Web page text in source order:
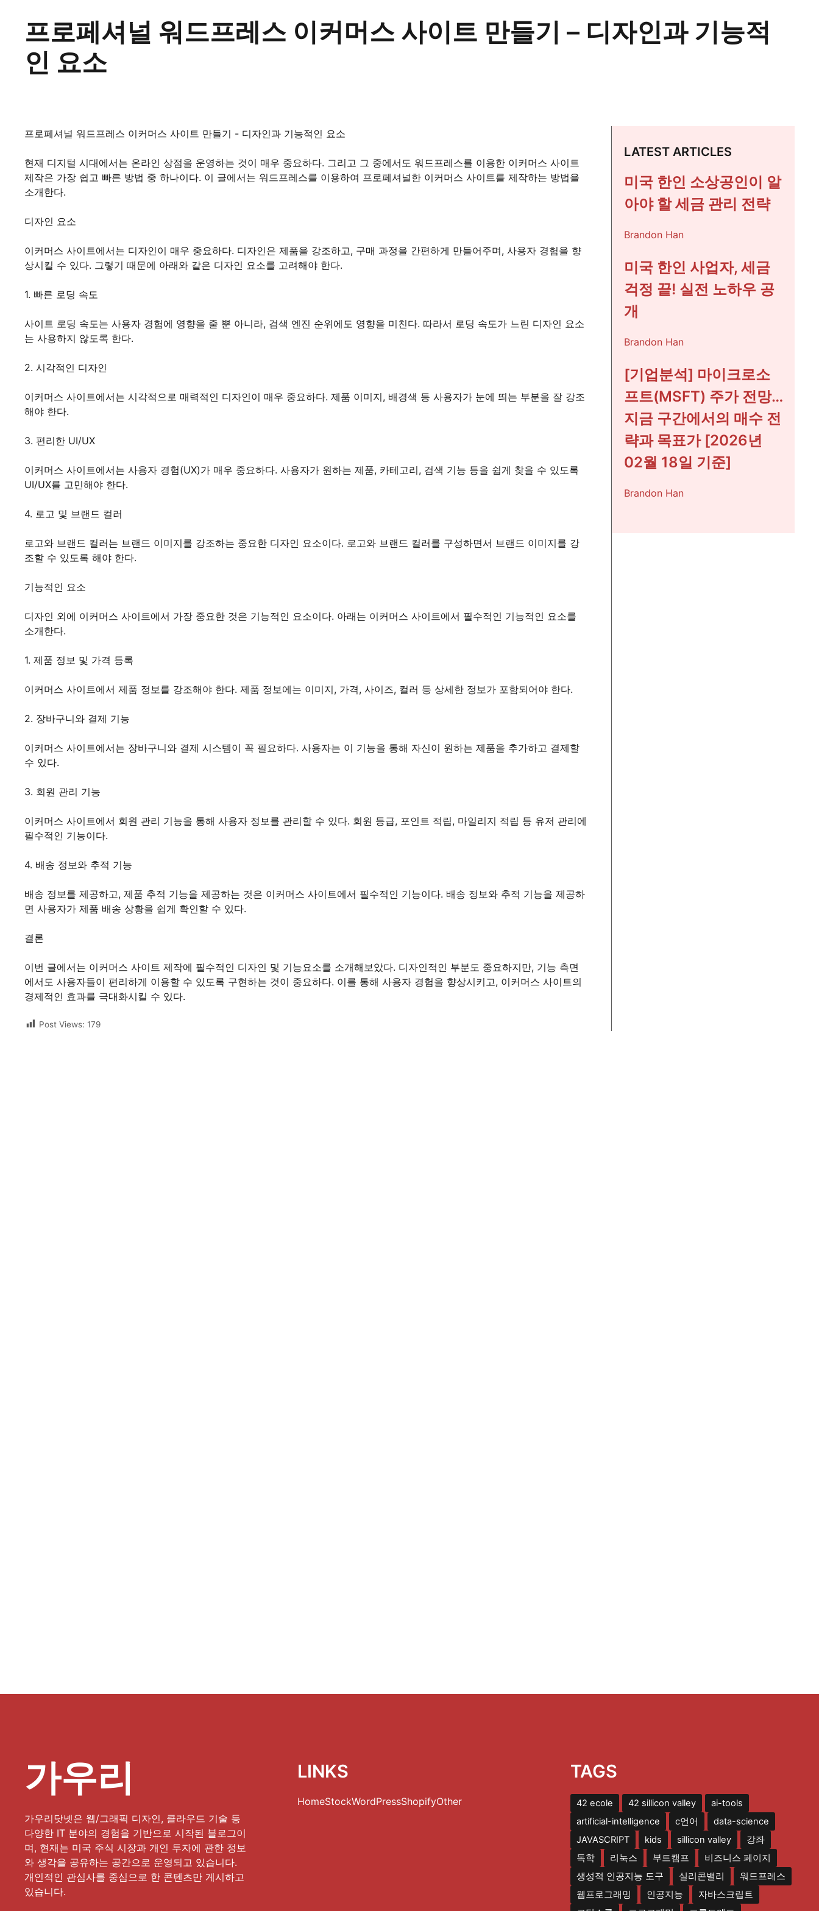
프로페셔널 워드프레스 이커머스 사이트 만들기 – 디자인과 기능적
인 요소
프로페셔널 워드프레스 이커머스 사이트 만들기 - 디자인과 기능적인 요소
현재 디지털 시대에서는 온라인 상점을 운영하는 것이 매우 중요하다. 그리고 그 중에서도 워드프레스를 이용한 이커머스 사이트
제작은 가장 쉽고 빠른 방법 중 하나이다. 이 글에서는 워드프레스를 이용하여 프로페셔널한 이커머스 사이트를 제작하는 방법을
소개한다.
디자인 요소
이커머스 사이트에서는 디자인이 매우 중요하다. 디자인은 제품을 강조하고, 구매 과정을 간편하게 만들어주며, 사용자 경험을 향
상시킬 수 있다. 그렇기 때문에 아래와 같은 디자인 요소를 고려해야 한다.
1. 빠른 로딩 속도
사이트 로딩 속도는 사용자 경험에 영향을 줄 뿐 아니라, 검색 엔진 순위에도 영향을 미친다. 따라서 로딩 속도가 느린 디자인 요소
는 사용하지 않도록 한다.
2. 시각적인 디자인
이커머스 사이트에서는 시각적으로 매력적인 디자인이 매우 중요하다. 제품 이미지, 배경색 등 사용자가 눈에 띄는 부분을 잘 강조
해야 한다.
3. 편리한 UI/UX
이커머스 사이트에서는 사용자 경험(UX)가 매우 중요하다. 사용자가 원하는 제품, 카테고리, 검색 기능 등을 쉽게 찾을 수 있도록
UI/UX를 고민해야 한다.
4. 로고 및 브랜드 컬러
로고와 브랜드 컬러는 브랜드 이미지를 강조하는 중요한 디자인 요소이다. 로고와 브랜드 컬러를 구성하면서 브랜드 이미지를 강
조할 수 있도록 해야 한다.
기능적인 요소
디자인 외에 이커머스 사이트에서 가장 중요한 것은 기능적인 요소이다. 아래는 이커머스 사이트에서 필수적인 기능적인 요소를
소개한다.
1. 제품 정보 및 가격 등록
이커머스 사이트에서 제품 정보를 강조해야 한다. 제품 정보에는 이미지, 가격, 사이즈, 컬러 등 상세한 정보가 포함되어야 한다.
2. 장바구니와 결제 기능
이커머스 사이트에서는 장바구니와 결제 시스템이 꼭 필요하다. 사용자는 이 기능을 통해 자신이 원하는 제품을 추가하고 결제할
수 있다.
3. 회원 관리 기능
이커머스 사이트에서 회원 관리 기능을 통해 사용자 정보를 관리할 수 있다. 회원 등급, 포인트 적립, 마일리지 적립 등 유저 관리에
필수적인 기능이다.
4. 배송 정보와 추적 기능
배송 정보를 제공하고, 제품 추적 기능을 제공하는 것은 이커머스 사이트에서 필수적인 기능이다. 배송 정보와 추적 기능을 제공하
면 사용자가 제품 배송 상황을 쉽게 확인할 수 있다.
결론
이번 글에서는 이커머스 사이트 제작에 필수적인 디자인 및 기능요소를 소개해보았다. 디자인적인 부분도 중요하지만, 기능 측면
에서도 사용자들이 편리하게 이용할 수 있도록 구현하는 것이 중요하다. 이를 통해 사용자 경험을 향상시키고, 이커머스 사이트의
경제적인 효과를 극대화시킬 수 있다.
Post Views: 179
LATEST ARTICLES
미국 한인 소상공인이 알
아야 할 세금 관리 전략
Brandon Han
미국 한인 사업자, 세금
걱정 끝! 실전 노하우 공
개
Brandon Han
[기업분석] 마이크로소
프트(MSFT) 주가 전망…
지금 구간에서의 매수 전
략과 목표가 [2026년
02월 18일 기준]
Brandon Han
가우리
가우리닷넷은 웹/그래픽 디자인, 클라우드 기술 등
다양한 IT 분야의 경험을 기반으로 시작된 블로그이
며, 현재는 미국 주식 시장과 개인 투자에 관한 정보
와 생각을 공유하는 공간으로 운영되고 있습니다.
개인적인 관심사를 중심으로 한 콘텐츠만 게시하고
있습니다.
LINKS
HomeStockWordPressShopifyOther
TAGS
42 ecole 42 sillicon valley
ai-tools
artificial-intelligence
c언어
data-science
JAVASCRIPT
kids sillicon valley
강좌
독학
리눅스 부트캠프
비즈니스 페이지
생성적 인공지능 도구
실리콘밸리
워드프레스
웹프로그래밍
인공지능
자바스크립트